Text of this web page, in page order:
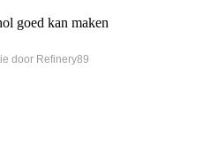
goed kan maken
door Refinery89